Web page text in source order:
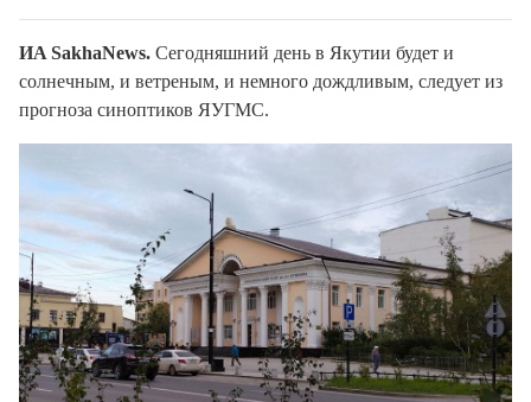
ИA SakhaNews. Сегодняшний день в Якутии будет и
солнечным, и ветреным, и немного дождливым, следует из
прогноза синоптиков ЯУГМС.